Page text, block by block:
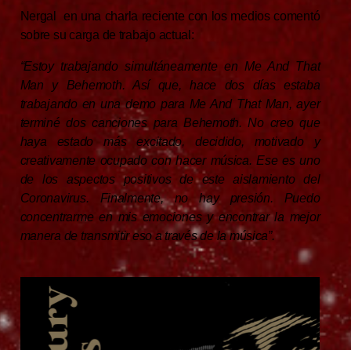
Nergal en una charla reciente con los medios comentó
sobre su carga de trabajo actual:
“Estoy trabajando simultáneamente en Me And That
Man y Behemoth. Así que, hace dos días estaba
trabajando en una demo para Me And That Man, ayer
terminé dos canciones para Behemoth. No creo que
haya estado más excitado, decidido, motivado y
creativamente ocupado con hacer música. Ese es uno
de los aspectos positivos de este aislamiento del
Coronavirus. Finalmente, no hay presión. Puedo
concentrarme en mis emociones y encontrar la mejor
manera de transmitir eso a través de la música”.